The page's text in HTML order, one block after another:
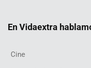
En Vidaextra
Cine